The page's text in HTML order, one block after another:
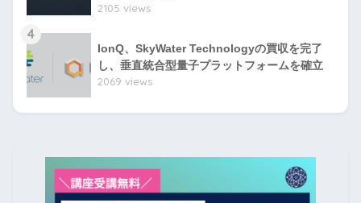
2105 views
4
IonQ、SkyWater Technologyの買収を完了
し、垂直統合型量子プラットフォームを確立
2069 views